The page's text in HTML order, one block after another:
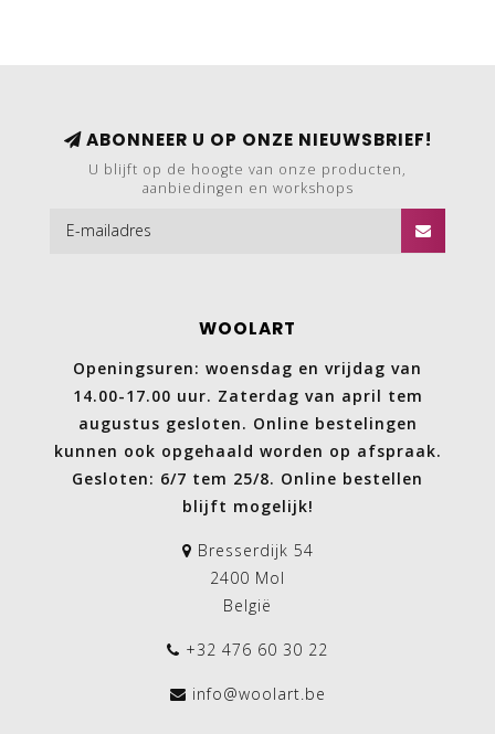
ABONNEER U OP ONZE NIEUWSBRIEF!
U blijft op de hoogte van onze producten,
aanbiedingen en workshops
WOOLART
Openingsuren: woensdag en vrijdag van
14.00-17.00 uur. Zaterdag van april tem
augustus gesloten. Online bestelingen
kunnen ook opgehaald worden op afspraak.
Gesloten: 6/7 tem 25/8. Online bestellen
blijft mogelijk!
Bresserdijk 54
2400 Mol
België
+32 476 60 30 22
info@woolart.be